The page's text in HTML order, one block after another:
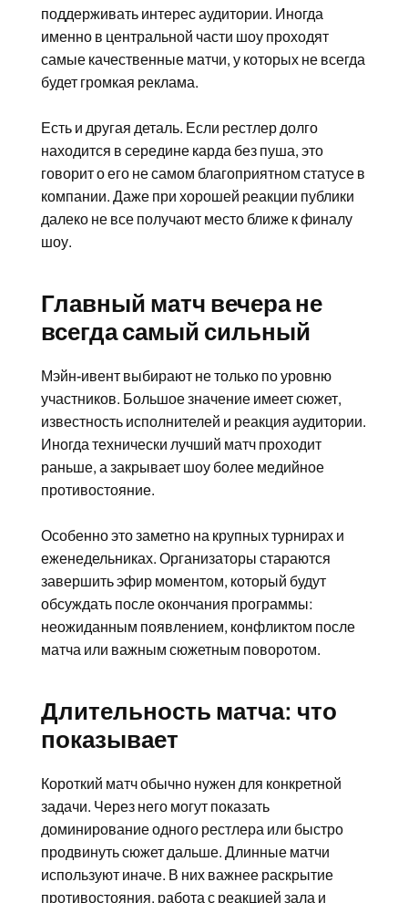
поддерживать интерес аудитории. Иногда
именно в центральной части шоу проходят
самые качественные матчи, у которых не всегда
будет громкая реклама.
Есть и другая деталь. Если рестлер долго
находится в середине карда без пуша, это
говорит о его не самом благоприятном статусе в
компании. Даже при хорошей реакции публики
далеко не все получают место ближе к финалу
шоу.
Главный матч вечера не
всегда самый сильный
Мэйн-ивент выбирают не только по уровню
участников. Большое значение имеет сюжет,
известность исполнителей и реакция аудитории.
Иногда технически лучший матч проходит
раньше, а закрывает шоу более медийное
противостояние.
Особенно это заметно на крупных турнирах и
еженедельниках. Организаторы стараются
завершить эфир моментом, который будут
обсуждать после окончания программы:
неожиданным появлением, конфликтом после
матча или важным сюжетным поворотом.
Длительность матча: что
показывает
Короткий матч обычно нужен для конкретной
задачи. Через него могут показать
доминирование одного рестлера или быстро
продвинуть сюжет дальше. Длинные матчи
используют иначе. В них важнее раскрытие
противостояния, работа с реакцией зала и